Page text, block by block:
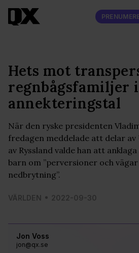
Jon Voss
jon@qx.se
Hets mot
regnbågsfamiljer
annekteringstal
När den ryske presidenten
fredagen meddelade att delar
av Ryssland valde han att
barn om ”perversioner och
nedbrytning”.
VÄRLDEN 2022-09-30